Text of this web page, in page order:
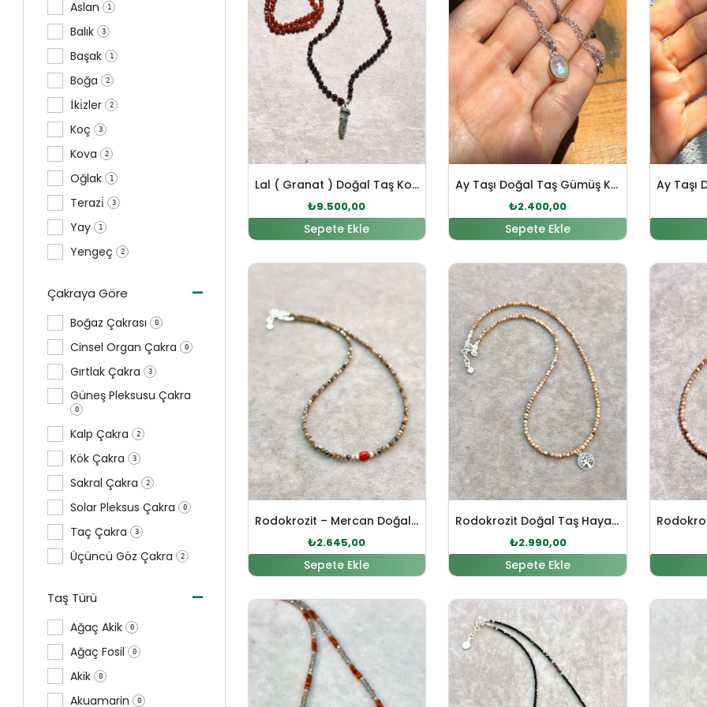
Aslan 1
Balık 3
Başak 1
Boğa 2
İki̇zler 2
Koç 3
Kova 2
Oğlak 1
Terazi̇ 3
Yay 1
Yengeç 2
Çakraya Göre -
Boğaz Çakrası 0
Cinsel Organ Çakra 0
Gırtlak Çakra 3
Güneş Pleksusu Çakra
0
Kalp Çakra 2
Kök Çakra 3
Sakral Çakra 2
Solar Pleksus Çakra 0
Taç Çakra 3
Üçüncü Göz Çakra 2
Taş Türü -
Ağaç Akik 0
Ağaç Fosil 0
Akik 0
Akuamarin 0
Lal ( Granat ) Doğal Taş Kokopelli Sembol Özel Tasarım Gümüş Kolye
₺9.500,00
Sepete Ekle
Ay Taşı Doğal Taş Gümüş Kolye
₺2.400,00
Sepete Ekle
Rodokrozit – Mercan Doğal Taş Gümüş Kolye
Orijinal fiyat: ₺2.898,00.
₺2.645,00
Şu andaki fiyat: ₺2.645,00.
Sepete Ekle
Rodokrozit Doğal Taş Hayat Ağacı Sembol Gümüş Kolye
Orijinal fiyat: ₺3.266,00.
₺2.990,00
Şu andaki fiyat:
Sepete Ekle
Orijinal fiyat: ₺3.711,00.Şu andaki fiyat: ₺3.374,00. Orijinal fiyat: ₺3.374,00.
Şu andaki fiyat: ₺3.067,00.